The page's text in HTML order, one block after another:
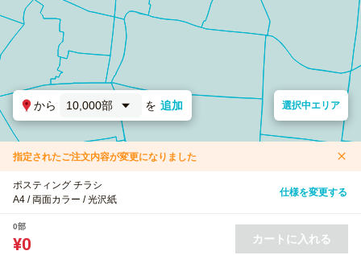
から 10,000部 を 追加 選択中エリア
指定されたご注文内容が変更になりました
ポスティング チラシ
A4 / 両面カラー / 光沢紙
仕様を変更する
0部
¥0 カートに入れる